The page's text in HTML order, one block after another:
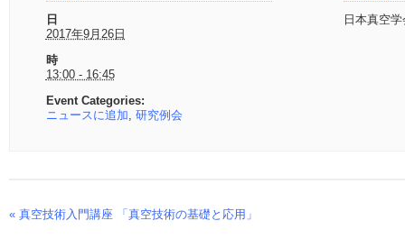
日
2017年9月26日
時
13:00 - 16:45
Event Categories:
ニュースに追加, 研究例会
日本真空学
Event
« 真空技術入門講座 「真空技術の基礎と応用」